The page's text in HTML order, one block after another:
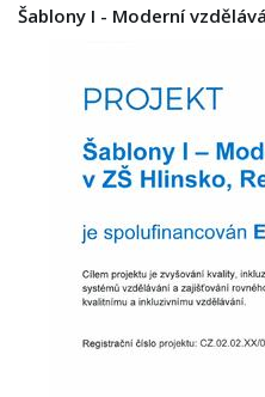
Šablony I - Moderní